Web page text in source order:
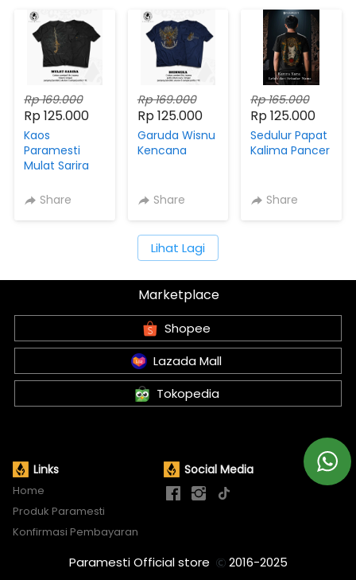
Rp 169.000
Rp 125.000
Kaos
Paramesti
Mulat Sarira
Share
Rp 169.000
Rp 125.000
Garuda Wisnu
Kencana
Share
Rp 165.000
Rp 125.000
Sedulur Papat
Kalima Pancer
Share
`
Lihat Lagi
Marketplace
` Shopee
` Lazada Mall
` Tokopedia
Links
Home
Produk Paramesti
Konfirmasi Pembayaran
Social Media
Paramesti Official store 2016-2025